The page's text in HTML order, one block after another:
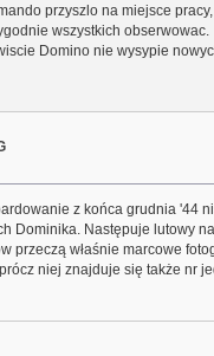
przyszlo na miejsce
wszystkich obserwowac.
Domino nie wysypie
z końca grudnia '44
Dominika. Następuje lutowy
właśnie marcowe
niej znajduje się także nr